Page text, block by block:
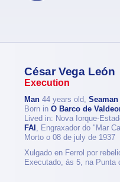
César Vega León
Execution
Man 44 years old, Seaman
Born in O Barco de
Lived in: Nova Iorque-
FAI , Engraxador do "Mar
Morto o 08 de july de 1937
Xulgado en Ferrol por
Executado, ás 5, na Punta